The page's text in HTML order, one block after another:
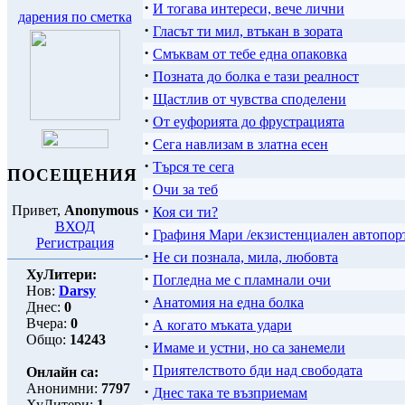
дарения по сметка
ПОСЕЩЕНИЯ
Привет, Anonymous
ВХОД
Регистрация
ХуЛитери:
Нов: Darsy
Днес: 0
Вчера: 0
Общо: 14243
Онлайн са:
Анонимни: 7797
· И тогава интереси, вече лични
· Гласът ти мил, втъкан в зората
· Смъквам от тебе една опаковка
· Позната до болка е тази реалност
· Щастлив от чувства споделени
· От еуфорията до фрустрацията
· Сега навлизам в златна есен
· Търся те сега
· Очи за теб
· Коя си ти?
· Графиня Мари /екзистенциален
· Не си познала, мила, любовта
· Погледна ме с пламнали очи
· Анатомия на една болка
· А когато мъката удари
· Имаме и устни, но са занемели
· Приятелството бди над свободата
· Днес така те възприемам